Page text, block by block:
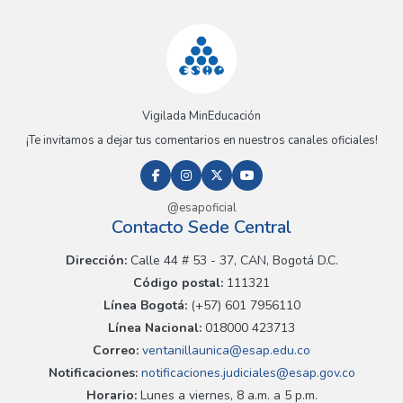
Vigilada MinEducación
¡Te invitamos a dejar tus comentarios en nuestros canales oficiales!
@esapoficial
Contacto Sede Central
Dirección:Calle 44 # 53 - 37, CAN, Bogotá D.C.
Código postal: 111321
Línea Bogotá:(+57) 601 7956110
Línea Nacional: 018000 423713
Correo: ventanillaunica@esap.edu.co
Notificaciones:notificaciones.judiciales@esap.gov.co
Horario:Lunes a viernes, 8 a.m. a 5 p.m.